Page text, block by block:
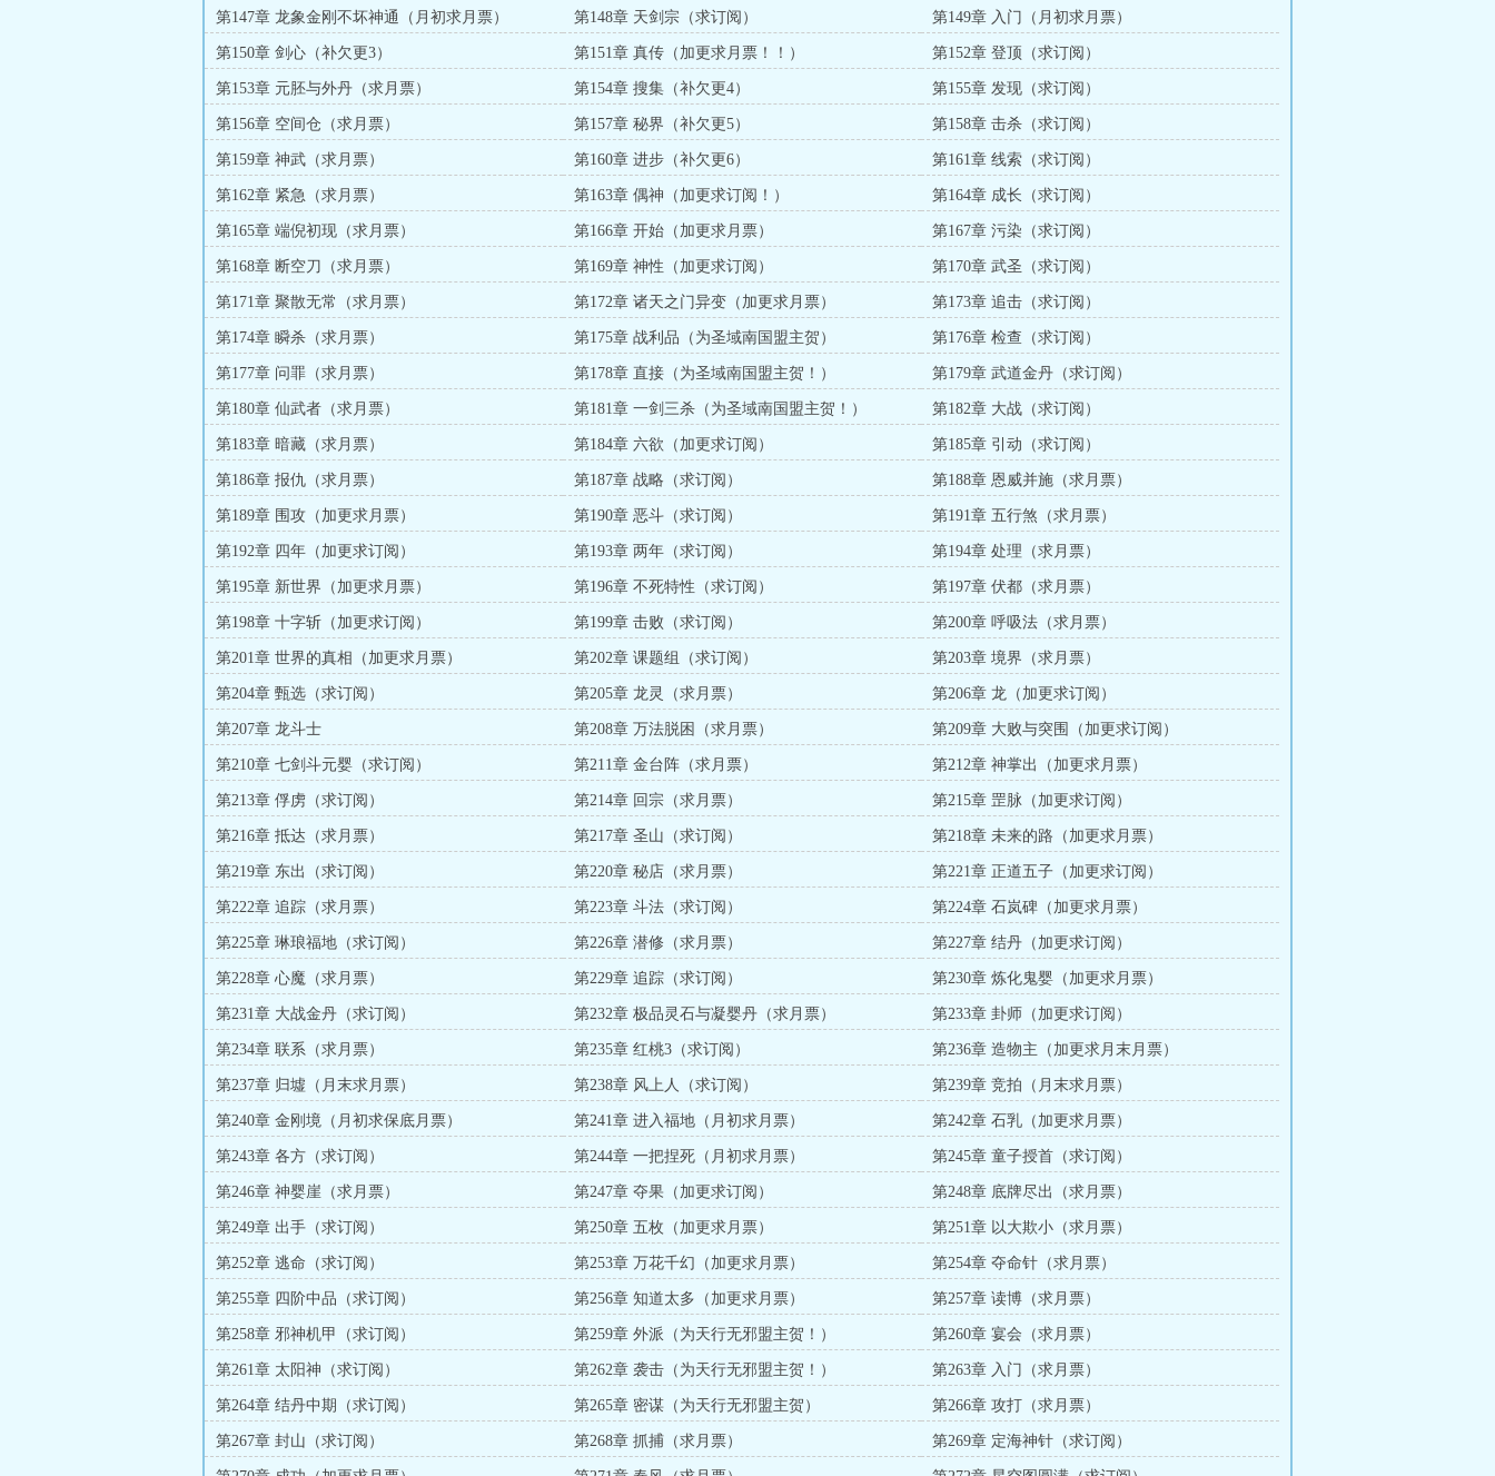
第147章 龙象金刚不坏神通（月初求月票） 第148章 天剑宗（求订阅） 第149章 入门（月初求月票）
第150章 剑心（补欠更3） 第151章 真传（加更求月票！！） 第152章 登顶（求订阅）
第153章 元胚与外丹（求月票） 第154章 搜集（补欠更4） 第155章 发现（求订阅）
第156章 空间仓（求月票） 第157章 秘界（补欠更5） 第158章 击杀（求订阅）
第159章 神武（求月票） 第160章 进步（补欠更6） 第161章 线索（求订阅）
第162章 紧急（求月票） 第163章 偶神（加更求订阅！） 第164章 成长（求订阅）
第165章 端倪初现（求月票） 第166章 开始（加更求月票） 第167章 污染（求订阅）
第168章 断空刀（求月票） 第169章 神性（加更求订阅） 第170章 武圣（求订阅）
第171章 聚散无常（求月票） 第172章 诸天之门异变（加更求月票） 第173章 追击（求订阅）
第174章 瞬杀（求月票） 第175章 战利品（为圣域南国盟主贺） 第176章 检查（求订阅）
第177章 问罪（求月票） 第178章 直接（为圣域南国盟主贺！） 第179章 武道金丹（求订阅）
第180章 仙武者（求月票） 第181章 一剑三杀（为圣域南国盟主贺！） 第182章 大战（求订阅）
第183章 暗藏（求月票） 第184章 六欲（加更求订阅） 第185章 引动（求订阅）
第186章 报仇（求月票） 第187章 战略（求订阅） 第188章 恩威并施（求月票）
第189章 围攻（加更求月票） 第190章 恶斗（求订阅） 第191章 五行煞（求月票）
第192章 四年（加更求订阅） 第193章 两年（求订阅） 第194章 处理（求月票）
第195章 新世界（加更求月票） 第196章 不死特性（求订阅） 第197章 伏都（求月票）
第198章 十字斩（加更求订阅） 第199章 击败（求订阅） 第200章 呼吸法（求月票）
第201章 世界的真相（加更求月票） 第202章 课题组（求订阅） 第203章 境界（求月票）
第204章 甄选（求订阅） 第205章 龙灵（求月票） 第206章 龙（加更求订阅）
第207章 龙斗士 第208章 万法脱困（求月票） 第209章 大败与突围（加更求订阅）
第210章 七剑斗元婴（求订阅） 第211章 金台阵（求月票） 第212章 神掌出（加更求月票）
第213章 俘虏（求订阅） 第214章 回宗（求月票） 第215章 罡脉（加更求订阅）
第216章 抵达（求月票） 第217章 圣山（求订阅） 第218章 未来的路（加更求月票）
第219章 东出（求订阅） 第220章 秘店（求月票） 第221章 正道五子（加更求订阅）
第222章 追踪（求月票） 第223章 斗法（求订阅） 第224章 石岚碑（加更求月票）
第225章 琳琅福地（求订阅） 第226章 潜修（求月票） 第227章 结丹（加更求订阅）
第228章 心魔（求月票） 第229章 追踪（求订阅） 第230章 炼化鬼婴（加更求月票）
第231章 大战金丹（求订阅） 第232章 极品灵石与凝婴丹（求月票） 第233章 卦师（加更求订阅）
第234章 联系（求月票） 第235章 红桃3（求订阅） 第236章 造物主（加更求月末月票）
第237章 归墟（月末求月票） 第238章 风上人（求订阅） 第239章 竞拍（月末求月票）
第240章 金刚境（月初求保底月票） 第241章 进入福地（月初求月票） 第242章 石乳（加更求月票）
第243章 各方（求订阅） 第244章 一把捏死（月初求月票） 第245章 童子授首（求订阅）
第246章 神婴崖（求月票） 第247章 夺果（加更求订阅） 第248章 底牌尽出（求月票）
第249章 出手（求订阅） 第250章 五枚（加更求月票） 第251章 以大欺小（求月票）
第252章 逃命（求订阅） 第253章 万花千幻（加更求月票） 第254章 夺命针（求月票）
第255章 四阶中品（求订阅） 第256章 知道太多（加更求月票） 第257章 读博（求月票）
第258章 邪神机甲（求订阅） 第259章 外派（为天行无邪盟主贺！） 第260章 宴会（求月票）
第261章 太阳神（求订阅） 第262章 袭击（为天行无邪盟主贺！） 第263章 入门（求月票）
第264章 结丹中期（求订阅） 第265章 密谋（为天行无邪盟主贺） 第266章 攻打（求月票）
第267章 封山（求订阅） 第268章 抓捕（求月票） 第269章 定海神针（求订阅）